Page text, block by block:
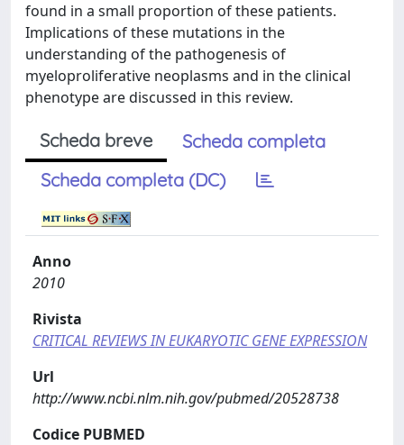
found in a small proportion of these patients.
Implications of these mutations in the
understanding of the pathogenesis of
myeloproliferative neoplasms and in the clinical
phenotype are discussed in this review.
Scheda breve
Scheda completa
Scheda completa (DC)
Anno
2010
Rivista
CRITICAL REVIEWS IN EUKARYOTIC GENE EXPRESSION
Url
http://www.ncbi.nlm.nih.gov/pubmed/20528738
Codice PUBMED